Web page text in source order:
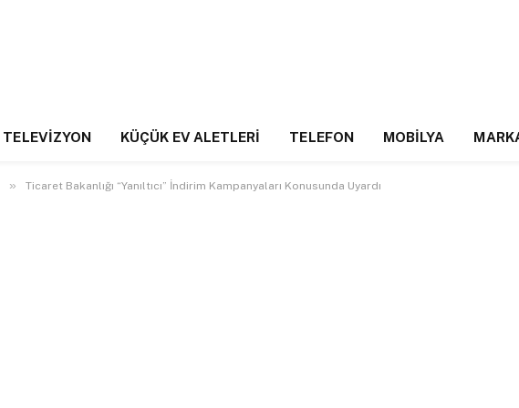
TELEVIZYON KÜÇÜK EV ALETLERI TELEFON MOBILYA
» Ticaret Bakanlığı “Yanıltıcı” İndirim Kampanyaları Konusunda Uyardı